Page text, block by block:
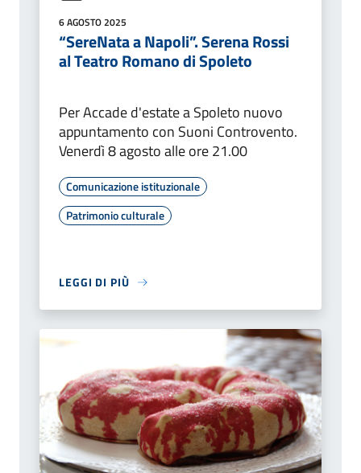
6 AGOSTO 2025
“SereNata a Napoli”. Serena Rossi
al Teatro Romano di Spoleto
Per Accade d'estate a Spoleto nuovo
appuntamento con Suoni Controvento.
Venerdì 8 agosto alle ore 21.00
Comunicazione istituzionale
Patrimonio culturale
LEGGI DI PIÙ